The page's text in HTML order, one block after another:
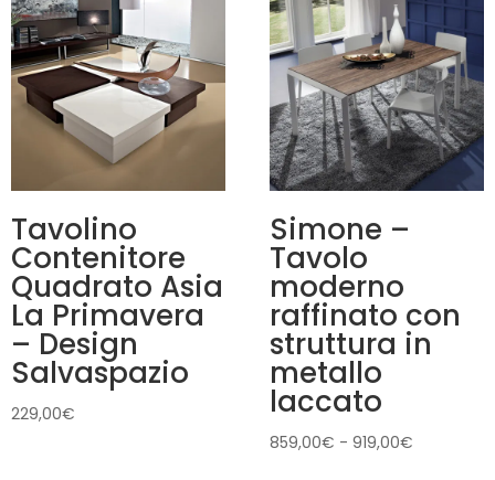
Tavolino
Contenitore
Quadrato Asia
La Primavera
– Design
Salvaspazio
229,00€
Simone –
Tavolo
moderno
raffinato con
struttura in
metallo
laccato
859,00€ - 919,00€